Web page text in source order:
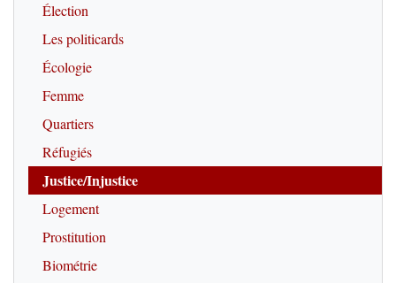
Élection
Les politicards
Écologie
Femme
Quartiers
Réfugiés
Justice/Injustice
Logement
Prostitution
Biométrie